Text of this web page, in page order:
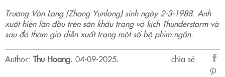
Trương Vân Long (Zhang Yunlong) sinh ngày 2-3-1988. Anh
xuất hiện lần đầu trên sân khấu trong vở kịch Thunderstorm và
sau đó tham gia diễn xuất trong một số bộ phim ngắn.
Author: Thu Hoang. 04-09-2025.
chia sẻ
sẻ